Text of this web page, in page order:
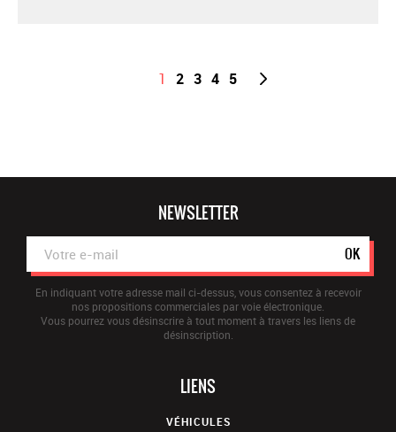
1 2 3 4 5
NEWSLETTER
OK
En indiquant votre adresse mail ci-dessus, vous consentez à recevoir
nos propositions commerciales par voie électronique.
Vous pourrez vous désinscrire à tout moment à travers les liens de
désinscription.
LIENS
VÉHICULES